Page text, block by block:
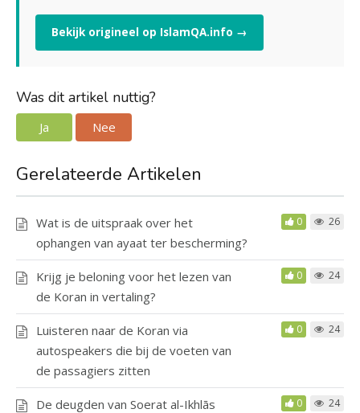
Bekijk origineel op IslamQA.info →
Was dit artikel nuttig?
Ja Nee
Gerelateerde Artikelen
Wat is de uitspraak over het
ophangen van ayaat ter bescherming?
0 26
Krijg je beloning voor het lezen van
de Koran in vertaling?
0 24
Luisteren naar de Koran via
autospeakers die bij de voeten van
de passagiers zitten
0 24
De deugden van Soerat al-Ikhlās 0 24